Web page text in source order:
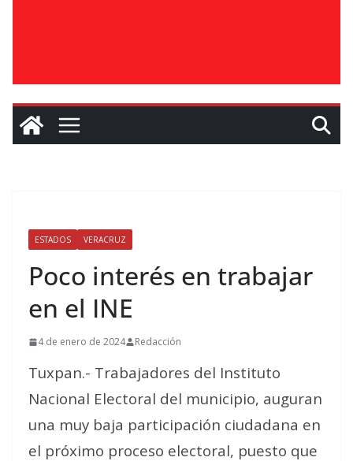
ESTADOS VERACRUZ
Poco interés en trabajar
en el INE
4 de enero de 2024 Redacción
Tuxpan.- Trabajadores del Instituto
Nacional Electoral del municipio, auguran
una muy baja participación ciudadana en
el próximo proceso electoral, puesto que